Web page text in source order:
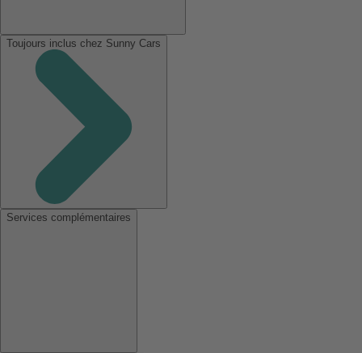
Toujours inclus chez Sunny Cars
Services complémentaires